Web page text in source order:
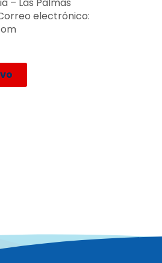
electrónico: